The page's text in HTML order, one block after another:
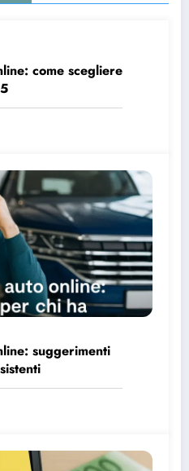
come scegliere
suggerimenti